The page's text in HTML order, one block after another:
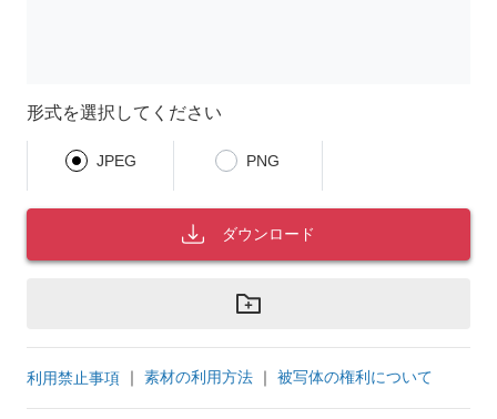
形式を選択してください
JPEG PNG
ダウンロード
利用禁止事項 ｜ 素材の利用方法 ｜ 被写体の権利について